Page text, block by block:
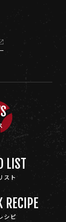
LIST
スト
RECIPE
シピ